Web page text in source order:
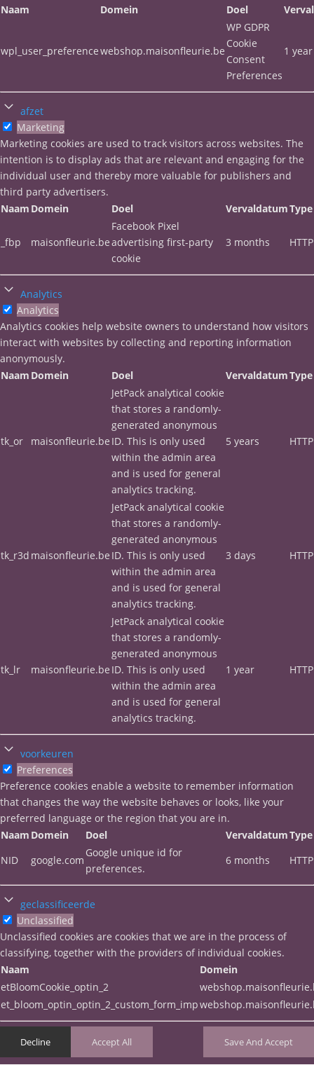
Naam
Domein Doel
wpl_user_preferencewebshop.maisonfleurie.be
WP GDPR
Cookie
Consent
Preferences
1 year
afzet
Marketing
Marketing cookies are used to track visitors across websites. The
intention is to display ads that are relevant and engaging for the
individual user and thereby more valuable for publishers and
third party advertisers.
Naam Domein Doel VervaldatumType
_fbp maisonfleurie.be
Facebook Pixel
advertising first-party
cookie
3 months HTTP
Analytics
Analytics
Analytics cookies help website owners to understand how visitors
interact with websites by collecting and reporting information
anonymously.
Naam Domein Doel VervaldatumType
tk_or maisonfleurie.be
JetPack analytical cookie
that stores a randomly-
generated anonymous
ID. This is only used
within the admin area
and is used for general
analytics tracking.
5 years HTTP
tk_r3d maisonfleurie.be
JetPack analytical cookie
that stores a randomly-
generated anonymous
ID. This is only used
within the admin area
and is used for general
analytics tracking.
3 days HTTP
tk_lr maisonfleurie.be
JetPack analytical cookie
that stores a randomly-
generated anonymous
ID. This is only used
within the admin area
and is used for general
analytics tracking.
1 year HTTP
voorkeuren
Preferences
Preference cookies enable a website to remember information
that changes the way the website behaves or looks, like your
preferred language or the region that you are in.
Naam Domein Doel VervaldatumType
NID
google.com
Google unique id for
preferences.
6 months HTTP
geclassificeerde
Unclassified
Unclassified cookies are cookies that we are in the process of
classifying, together with the providers of individual cookies.
Naam
Domein
etBloomCookie_optin_2
et_bloom_optin_optin_2_custom_form_imp
Decline Accept All Save And Accept